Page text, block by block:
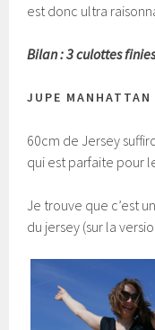
est donc ultra
Bilan : 3 culottes
JUPE
60cm de Jersey
qui est parfaite pour
Je trouve que c’est
du jersey (sur la